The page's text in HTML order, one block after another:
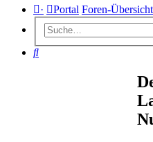
· Portal Foren-Übersicht
Suche